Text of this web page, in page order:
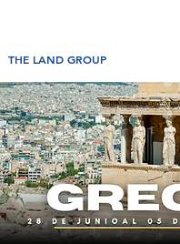
THE LAND GROUP